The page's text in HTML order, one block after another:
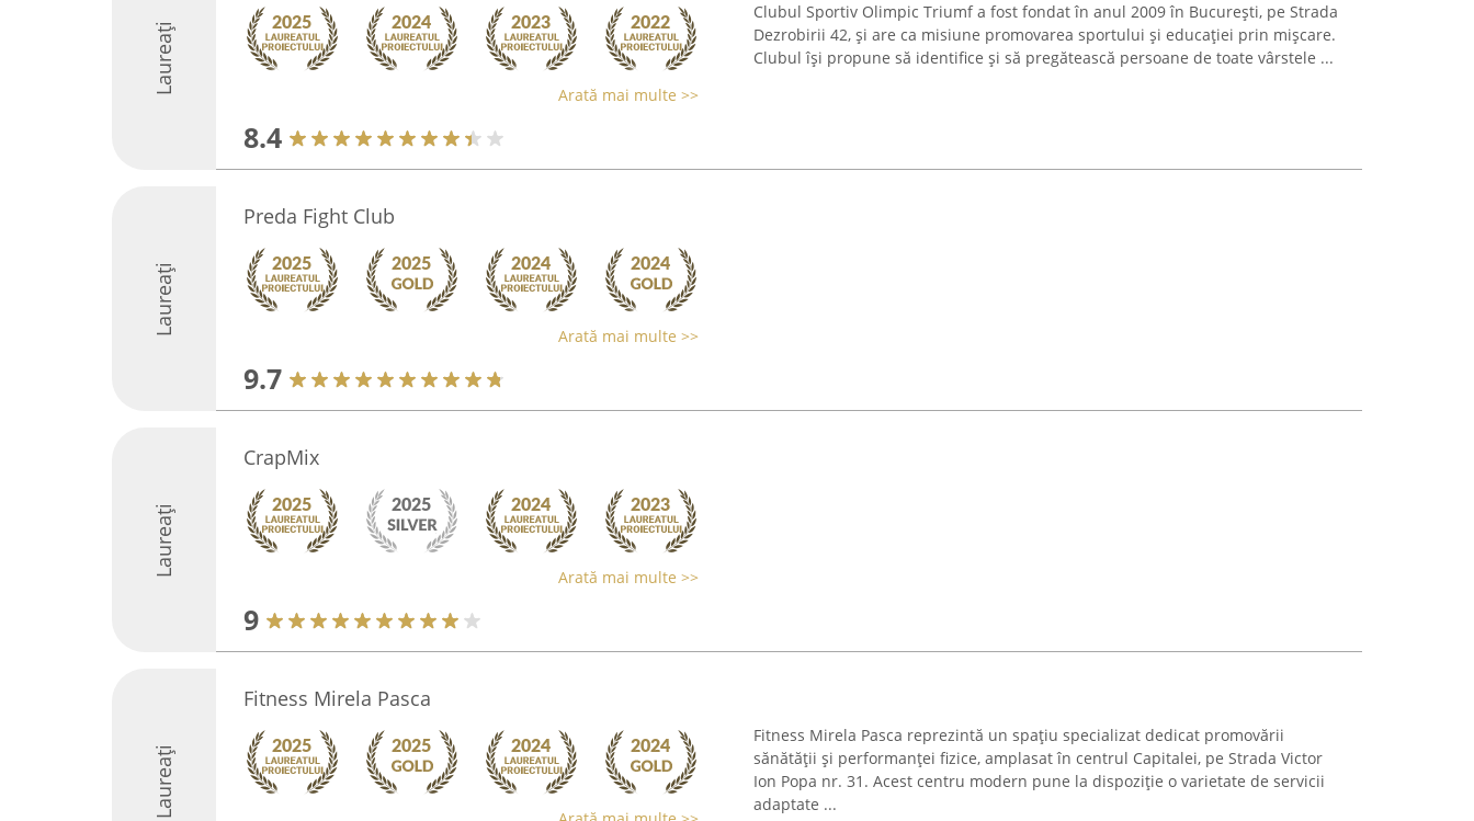
Laureați Arată mai multe >>
8.4
Clubul Sportiv Olimpic Triumf a fost fondat în anul 2009 în București, pe Strada
Dezrobirii 42, și are ca misiune promovarea sportului și educației prin mișcare.
Clubul își propune să identifice și să pregătească persoane de toate vârstele ...
Laureați
Preda Fight Club
Arată mai multe >>
9.7
Laureați
CrapMix
Arată mai multe >>
9
Laureați
Fitness Mirela Pasca
Fitness Mirela Pasca reprezintă un spațiu specializat dedicat promovării
sănătății și performanței fizice, amplasat în centrul Capitalei, pe Strada Victor
Ion Popa nr. 31. Acest centru modern pune la dispoziție o varietate de servicii
adaptate ...